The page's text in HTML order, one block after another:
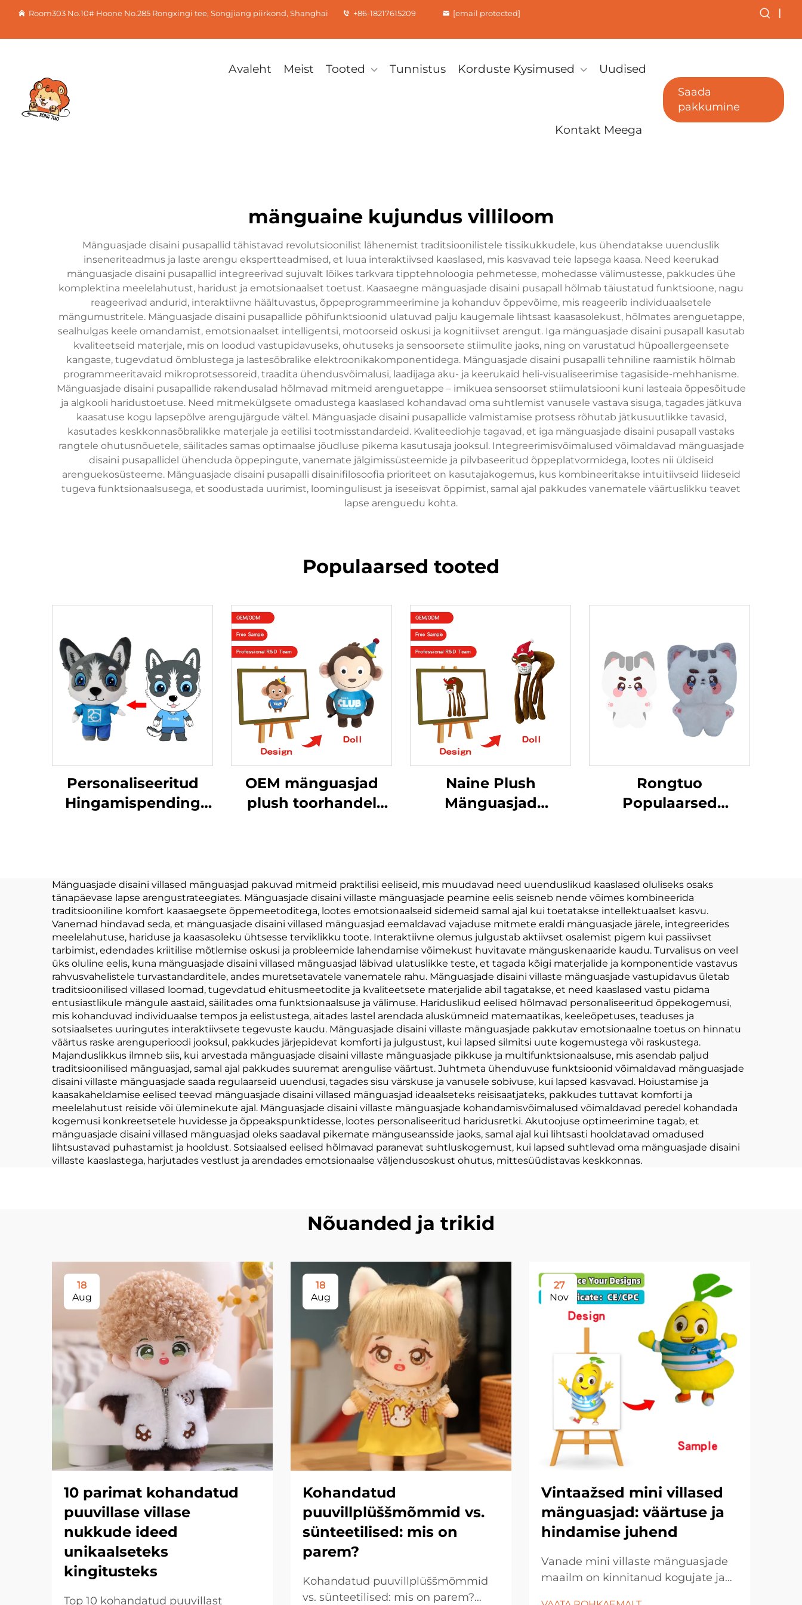
Room303 No.10# Hoone No.285 Rongxingi tee, Songjiang piirkond, Shanghai +86-18217615209 [email protected] |
Avaleht Meist Tooted Tunnistus Korduste Kysimused Uudised
Kontakt Meega
Saada
pakkumine
mänguaine kujundus villiloom
Mänguasjade disaini pusapallid tähistavad revolutsioonilist lähenemist traditsioonilistele tissikukkudele, kus ühendatakse uuenduslik
inseneriteadmus ja laste arengu ekspertteadmised, et luua interaktiivsed kaaslased, mis kasvavad teie lapsega kaasa. Need keerukad
mänguasjade disaini pusapallid integreerivad sujuvalt lõikes tarkvara tipptehnoloogia pehmetesse, mohedasse välimustesse, pakkudes ühe
komplektina meelelahutust, haridust ja emotsionaalset toetust. Kaasaegne mänguasjade disaini pusapall hõlmab täiustatud funktsioone, nagu
reageerivad andurid, interaktiivne häältuvastus, õppeprogrammeerimine ja kohanduv õppevõime, mis reageerib individuaalsetele
mängumustritele. Mänguasjade disaini pusapallide põhifunktsioonid ulatuvad palju kaugemale lihtsast kaasasolekust, hõlmates arenguetappe,
sealhulgas keele omandamist, emotsionaalset intelligentsi, motoorseid oskusi ja kognitiivset arengut. Iga mänguasjade disaini pusapall kasutab
kvaliteetseid materjale, mis on loodud vastupidavuseks, ohutuseks ja sensoorsete stiimulite jaoks, ning on varustatud hüpoallergeensete
kangaste, tugevdatud õmblustega ja lastesõbralike elektroonikakomponentidega. Mänguasjade disaini pusapalli tehniline raamistik hõlmab
programmeeritavaid mikroprotsessoreid, traadita ühendusvõimalusi, laadijaga aku- ja keerukaid heli-visualiseerimise tagasiside-mehhanisme.
Mänguasjade disaini pusapallide rakendusalad hõlmavad mitmeid arenguetappe – imikuea sensoorset stiimulatsiooni kuni lasteaia õppesõitude
ja algkooli haridustoetuse. Need mitmekülgsete omadustega kaaslased kohandavad oma suhtlemist vanusele vastava sisuga, tagades jätkuva
kaasatuse kogu lapsepõlve arengujärgude vältel. Mänguasjade disaini pusapallide valmistamise protsess rõhutab jätkusuutlikke tavasid,
kasutades keskkonnasõbralikke materjale ja eetilisi tootmisstandardeid. Kvaliteediohje tagavad, et iga mänguasjade disaini pusapall vastaks
rangtele ohutusnõuetele, säilitades samas optimaalse jõudluse pikema kasutusaja jooksul. Integreerimisvõimalused võimaldavad mänguasjade
disaini pusapallidel ühenduda õppepingute, vanemate jälgimissüsteemide ja pilvbaseeritud õppeplatvormidega, lootes nii üldiseid
arenguekosüsteeme. Mänguasjade disaini pusapalli disainifilosoofia prioriteet on kasutajakogemus, kus kombineeritakse intuitiivseid liideseid
tugeva funktsionaalsusega, et soodustada uurimist, loomingulisust ja iseseisvat õppimist, samal ajal pakkudes vanematele väärtuslikku teavet
lapse arenguedu kohta.
Populaarsed tooted
Personaliseeritud
Hingamispending
Loll
OEM mänguasjad
plush toorhandel
Loomad mänguasjad
naine Täidetud
Loomad Mängud
Naine Plush
Mänguasjad
Väike Plush
Mänguasjad
Rongtuo
Populaarsed
ODM
Personaliseeritud
Kpop Plush Doll
Mänguasjad 10cm
Mänguasjade disaini villased mänguasjad pakuvad mitmeid praktilisi eeliseid, mis muudavad need uuenduslikud kaaslased oluliseks osaks
tänapäevase lapse arengustrateegiates. Mänguasjade disaini villaste mänguasjade peamine eelis seisneb nende võimes kombineerida
traditsiooniline komfort kaasaegsete õppemeetoditega, lootes emotsionaalseid sidemeid samal ajal kui toetatakse intellektuaalset kasvu.
Vanemad hindavad seda, et mänguasjade disaini villased mänguasjad eemaldavad vajaduse mitmete eraldi mänguasjade järele, integreerides
meelelahutuse, hariduse ja kaasasoleku ühtsesse terviklikku toote. Interaktiivne olemus julgustab aktiivset osalemist pigem kui passiivset
tarbimist, edendades kriitilise mõtlemise oskusi ja probleemide lahendamise võimekust huvitavate mänguskenaaride kaudu. Turvalisus on veel
üks oluline eelis, kuna mänguasjade disaini villased mänguasjad läbivad ulatuslikke teste, et tagada kõigi materjalide ja komponentide vastavus
rahvusvahelistele turvastandarditele, andes muretsetavatele vanematele rahu. Mänguasjade disaini villaste mänguasjade vastupidavus ületab
traditsioonilised villased loomad, tugevdatud ehitusmeetodite ja kvaliteetsete materjalide abil tagatakse, et need kaaslased vastu pidama
entusiastlikule mängule aastaid, säilitades oma funktsionaalsuse ja välimuse. Hariduslikud eelised hõlmavad personaliseeritud õppekogemusi,
mis kohanduvad individuaalse tempos ja eelistustega, aitades lastel arendada aluskümneid matemaatikas, keeleõpetuses, teaduses ja
sotsiaalsetes uuringutes interaktiivsete tegevuste kaudu. Mänguasjade disaini villaste mänguasjade pakkutav emotsionaalne toetus on hinnatu
väärtus raske arenguperioodi jooksul, pakkudes järjepidevat komforti ja julgustust, kui lapsed silmitsi uute kogemustega või raskustega.
Majanduslikkus ilmneb siis, kui arvestada mänguasjade disaini villaste mänguasjade pikkuse ja multifunktsionaalsuse, mis asendab paljud
traditsioonilised mänguasjad, samal ajal pakkudes suuremat arengulise väärtust. Juhtmeta ühenduvuse funktsioonid võimaldavad mänguasjade
disaini villaste mänguasjade saada regulaarseid uuendusi, tagades sisu värskuse ja vanusele sobivuse, kui lapsed kasvavad. Hoiustamise ja
kaasakaheldamise eelised teevad mänguasjade disaini villased mänguasjad ideaalseteks reisisaatjateks, pakkudes tuttavat komforti ja
meelelahutust reiside või üleminekute ajal. Mänguasjade disaini villaste mänguasjade kohandamisvõimalused võimaldavad peredel kohandada
kogemusi konkreetsetele huvidesse ja õppeakspunktidesse, lootes personaliseeritud haridusretki. Akutoojuse optimeerimine tagab, et
mänguasjade disaini villased mänguasjad oleks saadaval pikemate mänguseansside jaoks, samal ajal kui lihtsasti hooldatavad omadused
lihtsustavad puhastamist ja hooldust. Sotsiaalsed eelised hõlmavad paranevat suhtluskogemust, kui lapsed suhtlevad oma mänguasjade disaini
villaste kaaslastega, harjutades vestlust ja arendades emotsionaalse väljendusoskust ohutus, mittesüüdistavas keskkonnas.
Nõuanded ja trikid
18
Aug
10 parimat kohandatud
puuvillase villase
nukkude ideed
unikaalseteks
kingitusteks
Top 10 kohandatud puuvillast
18
Aug
Kohandatud
puuvillplüššmõmmid vs.
sünteetilised: mis on
parem?
Kohandatud puuvillplüššmõmmid
vs. sünteetilised: mis on parem?
27
Nov
Vintaažsed mini villased
mänguasjad: väärtuse ja
hindamise juhend
Vanade mini villaste mänguasjade
maailm on kinnitanud kogujate ja